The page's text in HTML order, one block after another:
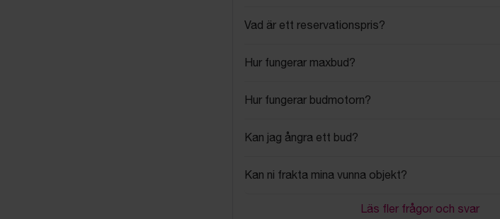
Vad är ett reservationspris?
Hur fungerar maxbud?
Hur fungerar budmotorn?
Kan jag ångra ett bud?
Kan ni frakta mina vunna objekt?
Läs fler frågor och svar